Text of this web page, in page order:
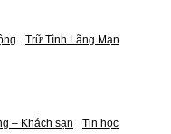
Trữ Tình Lãng Mạn
– Khách sạn Tin học